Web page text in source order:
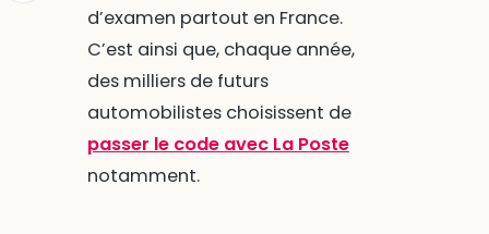
d’examen partout en France.
C’est ainsi que, chaque année,
des milliers de futurs
automobilistes choisissent de
passer le code avec La Poste
notamment.